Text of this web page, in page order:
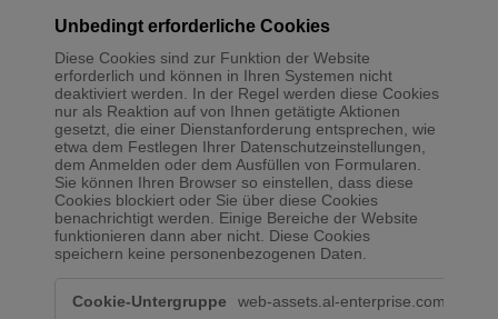
Unbedingt erforderliche Cookies
Diese Cookies sind zur Funktion der Website
erforderlich und können in Ihren Systemen nicht
deaktiviert werden. In der Regel werden diese Cookies
nur als Reaktion auf von Ihnen getätigte Aktionen
gesetzt, die einer Dienstanforderung entsprechen, wie
etwa dem Festlegen Ihrer Datenschutzeinstellungen,
dem Anmelden oder dem Ausfüllen von Formularen.
Sie können Ihren Browser so einstellen, dass diese
Cookies blockiert oder Sie über diese Cookies
benachrichtigt werden. Einige Bereiche der Website
funktionieren dann aber nicht. Diese Cookies
speichern keine personenbezogenen Daten.
erforderliche
web-assets.al-enterprise.com